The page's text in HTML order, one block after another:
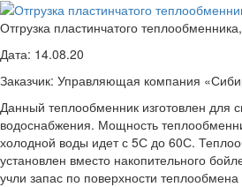
Отгрузка пластинчатого
Дата: 14.08.20
Заказчик: Управляющая компания
Данный теплообменник изготовлен для
водоснабжения. Мощность
холодной воды идет с 5С до 60С.
установлен вместо накопительного
учли запас по поверхности